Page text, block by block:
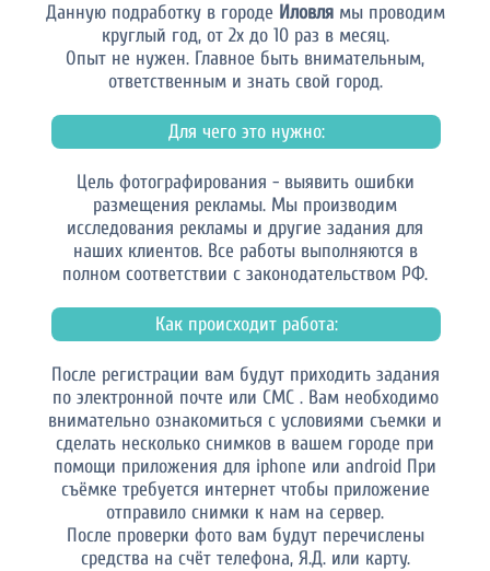
Данную подработку в городе Иловлямы проводим
круглый год, от 2х до 10 раз в месяц.
Опыт не нужен. Главное быть внимательным,
ответственным и знать свой город.
Для чего это нужно:
Цель фотографирования - выявить ошибки
размещения рекламы. Мы производим
исследования рекламы и другие задания для
наших клиентов. Все работы выполняются в
полном соответствии с законодательством РФ.
Как происходит работа:
После регистрации вам будут приходить задания
по электронной почте или СМС . Вам необходимо
внимательно ознакомиться с условиями съемки и
сделать несколько снимков в вашем городе при
помощи приложения для iphone или android При
съёмке требуется интернет чтобы приложение
отправило снимки к нам на сервер.
После проверки фото вам будут перечислены
средства на счёт телефона, Я.Д. или карту.